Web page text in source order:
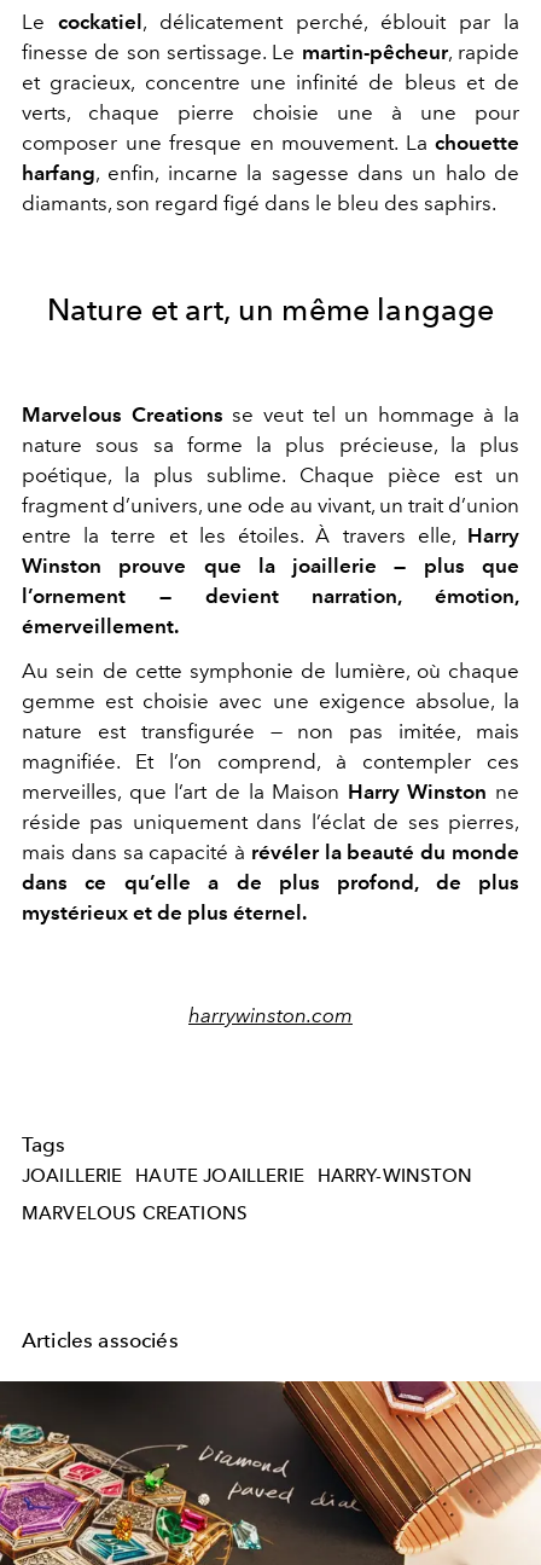
Le cockatiel, délicatement perché, éblouit par la
finesse de son sertissage. Le martin-pêcheur, rapide
et gracieux, concentre une infinité de bleus et de
verts, chaque pierre choisie une à une pour
composer une fresque en mouvement. La chouette
harfang, enfin, incarne la sagesse dans un halo de
diamants, son regard figé dans le bleu des saphirs.
Nature et art, un même langage
Marvelous Creations se veut tel un hommage à la
nature sous sa forme la plus précieuse, la plus
poétique, la plus sublime. Chaque pièce est un
fragment d’univers, une ode au vivant, un trait d’union
entre la terre et les étoiles. À travers elle, Harry
Winston prouve que la joaillerie — plus que
l’ornement — devient narration, émotion,
émerveillement.
Au sein de cette symphonie de lumière, où chaque
gemme est choisie avec une exigence absolue, la
nature est transfigurée — non pas imitée, mais
magnifiée. Et l’on comprend, à contempler ces
merveilles, que l’art de la Maison Harry Winston ne
réside pas uniquement dans l’éclat de ses pierres,
mais dans sa capacité à révéler la beauté du monde
dans ce qu’elle a de plus profond, de plus
mystérieux et de plus éternel.
harrywinston.com
Tags
JOAILLERIE HAUTE JOAILLERIE
HARRY-WINSTON
MARVELOUS CREATIONS
Articles associés